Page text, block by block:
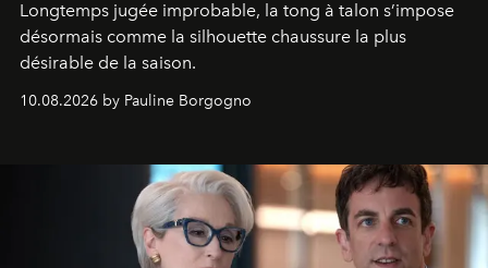
Longtemps jugée improbable, la tong à talon s’impose
désormais comme la silhouette chaussure la plus
désirable de la saison.
10.08.2026 by Pauline Borgogno